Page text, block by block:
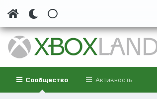
Сообщество Активность